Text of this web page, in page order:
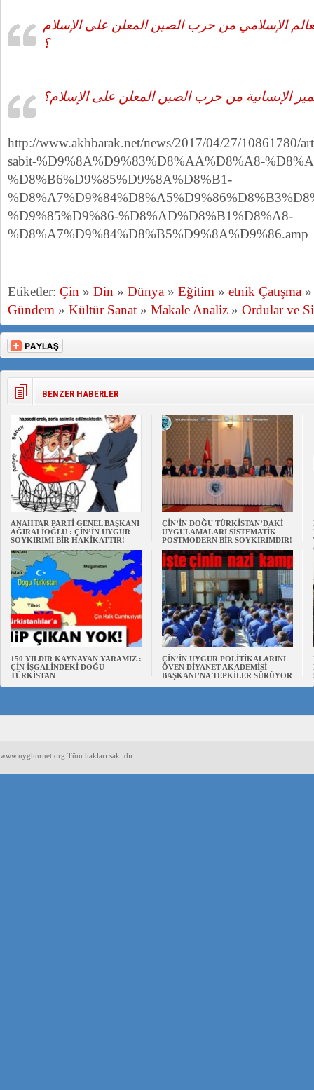
الإسلامي من حرب الصين المعلن على الإسلام
؟
الإنسانية من حرب الصين المعلن على الإسلام؟
http://www.akhbarak.net/news/2017/04/27/10861780/
sabit-%D9%8A%D9%83%D8%AA%D8%A8-
%D8%B6%D9%85%D9%8A%D8%B1-
%D9%85%D9%86-%D8%AD%D8%B1%D8%A8-
%D8%A7%D9%84%D8%B5%D9%8A%D9%86.amp
Etiketler: Çin » Din » Dünya » Eğitim » etnik Çatışma
Gündem » Kültür Sanat » Makale Analiz » Ordular ve
BENZER HABERLER
ANAHTAR PARTİ GENEL BAŞKANI
AĞIRALİOĞLU : ÇİN’İN UYGUR
SOYKIRIMI BİR HAKİKATTIR!
ÇİN’İN DOĞU TÜRKİSTAN’DAKİ
UYGULAMALARI SİSTEMATİK
POSTMODERN BİR SOYKIRIMDIR!
150 YILDIR KAYNAYAN YARAMIZ :
ÇİN İŞGALİNDEKİ DOĞU
TÜRKİSTAN
ÇİN’İN UYGUR POLİTİKALARINI
ÖVEN DİYANET AKADEMİSİ
BAŞKANI’NA TEPKİLER SÜRÜYOR
www.uyghurnet.org Tüm hakları saklıdır